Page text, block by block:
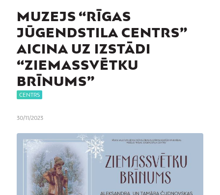
MUZEJS “RĪGAS
JŪGENDSTILA CENTRS”
AICINA UZ IZSTĀDI
“ZIEMASSVĒTKU
BRĪNUMS”
CENTRS
30/11/2023